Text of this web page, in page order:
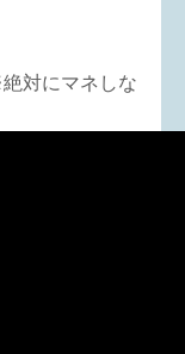
対にマネしな